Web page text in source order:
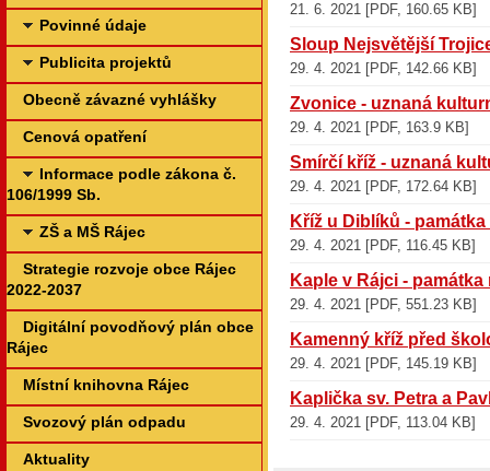
Povinné údaje
Publicita projektů
Obecně závazné vyhlášky
Cenová opatření
Informace podle zákona č.
106/1999 Sb.
ZŠ a MŠ Rájec
Strategie rozvoje obce Rájec
2022-2037
Digitální povodňový plán obce
Rájec
Místní knihovna Rájec
Svozový plán odpadu
Aktuality
21. 6. 2021 [PDF, 160.65 KB]
Sloup Nejsvětější
29. 4. 2021 [PDF, 142.66 KB]
Zvonice - uznaná
29. 4. 2021 [PDF, 163.9 KB]
Smírčí kříž - uznaná
29. 4. 2021 [PDF, 172.64 KB]
Kříž u Diblíků -
29. 4. 2021 [PDF, 116.45 KB]
Kaple v Rájci -
29. 4. 2021 [PDF, 551.23 KB]
Kamenný kříž před
29. 4. 2021 [PDF, 145.19 KB]
Kaplička sv. Petra a
29. 4. 2021 [PDF, 113.04 KB]